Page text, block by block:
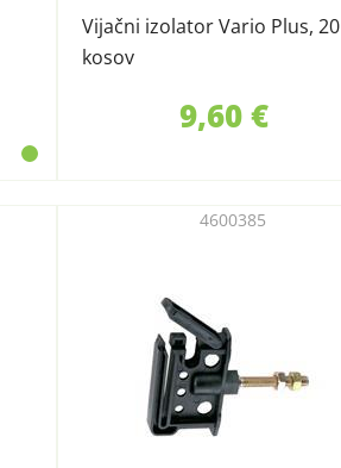
Vijačni izolator Vario Plus, 20
kosov
9,60 €
4600385